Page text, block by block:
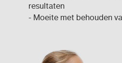
resultaten
- Moeite met behouden